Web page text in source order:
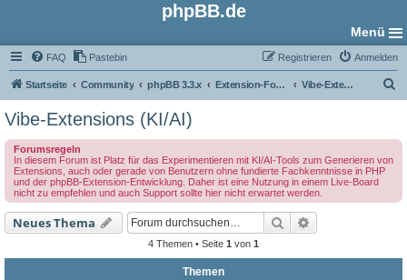
phpBB.de
Menü
FAQ Pastebin Anmelden
Registrieren
Startseite Community phpBB 3.3.x Extension-Foren Vibe-Extensions (KI/AI)
Vibe-Extensions (KI/AI)
Forumsregeln
In diesem Forum ist Platz für das Experimentieren mit KI/AI-Tools zum Generieren von
Extensions, auch oder gerade von Benutzern ohne fundierte Fachkenntnisse in PHP
und der phpBB-Extension-Entwicklung. Daher ist eine Nutzung in einem Live-Board
nicht zu empfehlen und auch Support sollte hier nicht erwartet werden.
Neues Thema Suche
4 Themen • Seite 1 von 1
Themen